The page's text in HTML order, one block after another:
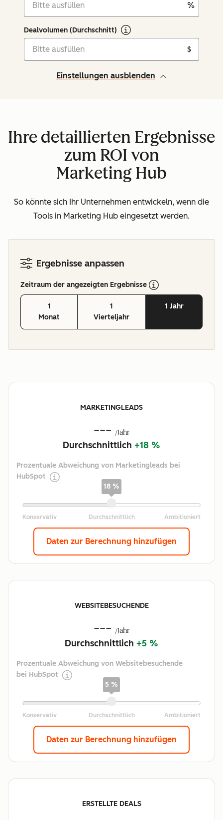
%
Dealvolumen (Durchschnitt)
$
Einstellungen ausblenden
Ihre detaillierten Ergebnisse
zum ROI von
Marketing Hub
So könnte sich Ihr Unternehmen entwickeln, wenn die
Tools in Marketing Hub eingesetzt werden.
Ergebnisse anpassen
Zeitraum der angezeigten Ergebnisse
1
Monat
1
Vierteljahr
1 Jahr
MARKETINGLEADS
--- /Jahr
Durchschnittlich +18 %
Prozentuale Abweichung von Marketingleads bei
HubSpot
18 %
Daten zur Berechnung hinzufügen
WEBSITEBESUCHENDE
--- /Jahr
Durchschnittlich +5 %
Prozentuale Abweichung von Websitebesuchende
bei HubSpot
5 %
Daten zur Berechnung hinzufügen
ERSTELLTE DEALS